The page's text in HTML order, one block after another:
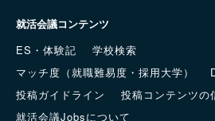
就活会議コンテンツ
ES・体験記
学校検索
マッチ度（就職難易度・採用大学）
投稿ガイドライン
投稿コンテンツの
就活会議Jobsについて